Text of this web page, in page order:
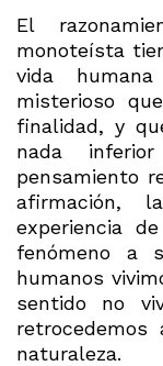
El
monoteísta
vida
misterioso
finalidad, y
nada
pensamiento
afirmación,
experiencia
fenómeno a
humanos
sentido no
naturaleza.